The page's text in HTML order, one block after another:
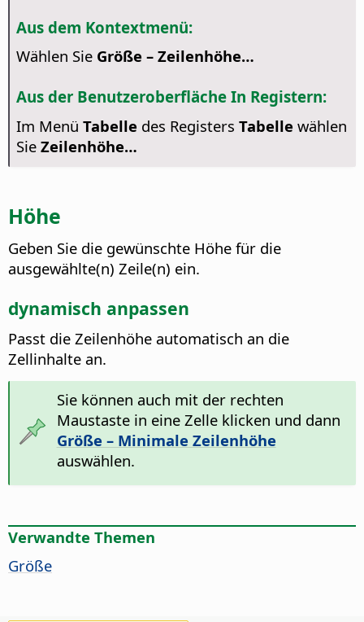
Aus dem Kontextmenü:
Wählen Sie Größe – Zeilenhöhe…
Aus der Benutzeroberfläche In Registern:
Im Menü Tabelle des Registers Tabelle wählen
Sie Zeilenhöhe…
Höhe
Geben Sie die gewünschte Höhe für die
ausgewählte(n) Zeile(n) ein.
dynamisch anpassen
Passt die Zeilenhöhe automatisch an die
Zellinhalte an.
Sie können auch mit der rechten
Maustaste in eine Zelle klicken und dann
Größe – Minimale Zeilenhöhe
auswählen.
Verwandte Themen
Größe